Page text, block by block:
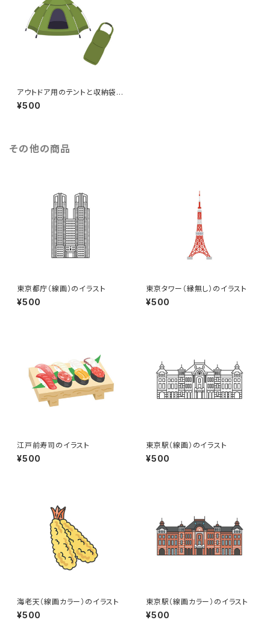
アウトドア用のテントと収納袋の
イラスト（eps+pngデータセッ
ト）
¥500
その他の商品
東京都庁（線画）のイラスト
¥500
東京タワー（縁無し）のイラスト
¥500
江戸前寿司のイラスト
¥500
東京駅（線画）のイラスト
¥500
海老天（線画カラー）のイラスト
¥500
東京駅（線画カラー）のイラスト
¥500